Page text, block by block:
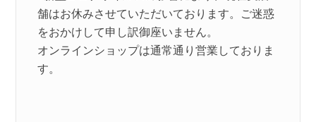
舗はお休みさせていただいております。ご迷惑
をおかけして申し訳御座いません。
オンラインショップは通常通り営業しておりま
す。